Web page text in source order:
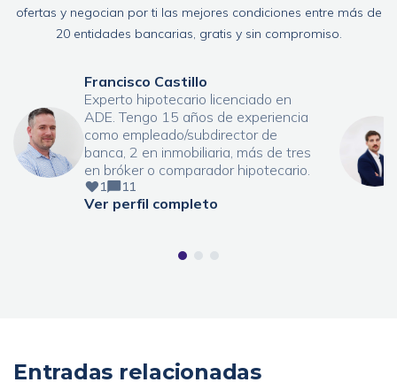
ofertas y negocian por ti las mejores condiciones entre más de
20 entidades bancarias, gratis y sin compromiso.
Francisco Castillo
Experto hipotecario licenciado en
ADE. Tengo 15 años de experiencia
como empleado/subdirector de
banca, 2 en inmobiliaria, más de tres
en bróker o comparador hipotecario.
1 11
Ver perfil completo
Entradas relacionadas